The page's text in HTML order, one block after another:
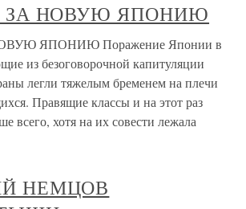
ЗА НОВУЮ ЯПОНИЮ
ЯПОНИЮ Поражение Японии в
из безоговорочной капитуляции
легли тяжелым бременем на плечи
Правящие классы и на этот раз
всего, хотя на их совести лежала
НЕМЦОВ